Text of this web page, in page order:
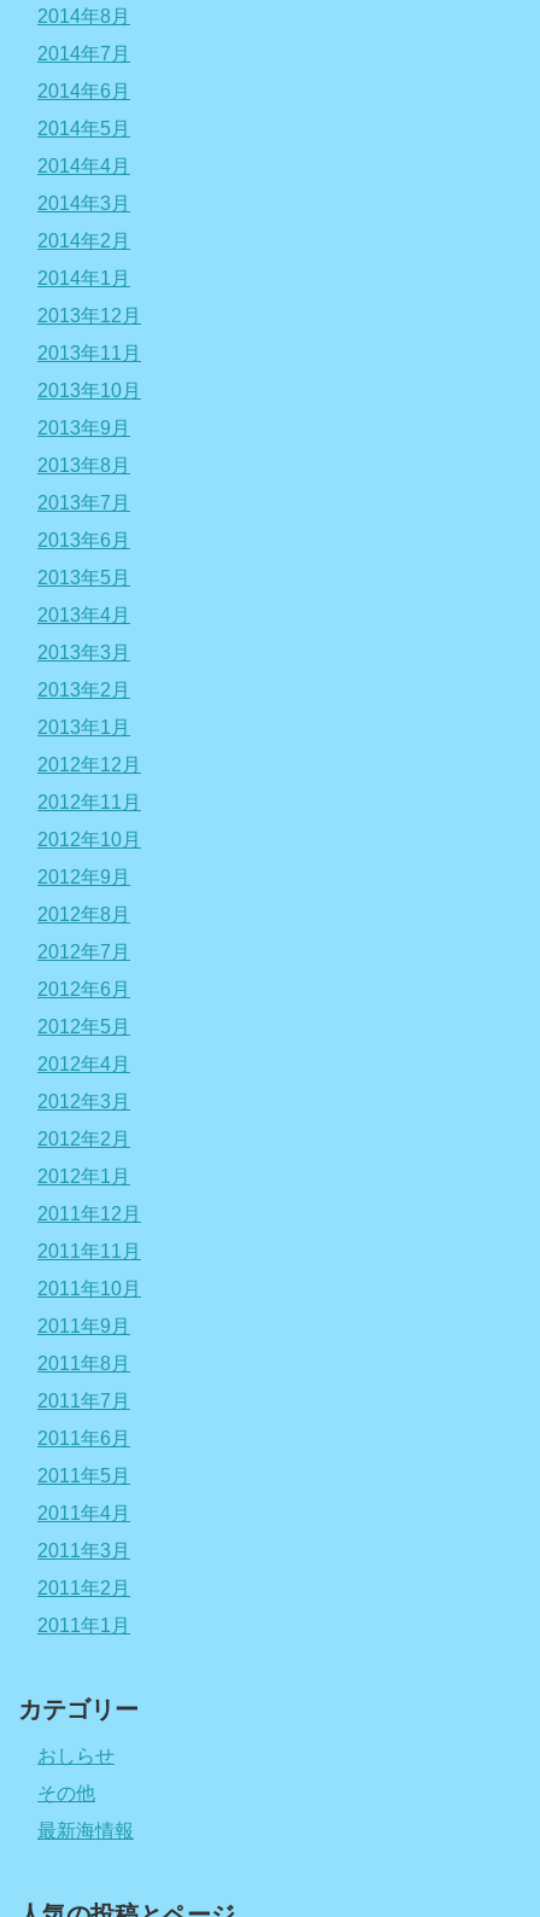
2014年8月
2014年7月
2014年6月
2014年5月
2014年4月
2014年3月
2014年2月
2014年1月
2013年12月
2013年11月
2013年10月
2013年9月
2013年8月
2013年7月
2013年6月
2013年5月
2013年4月
2013年3月
2013年2月
2013年1月
2012年12月
2012年11月
2012年10月
2012年9月
2012年8月
2012年7月
2012年6月
2012年5月
2012年4月
2012年3月
2012年2月
2012年1月
2011年12月
2011年11月
2011年10月
2011年9月
2011年8月
2011年7月
2011年6月
2011年5月
2011年4月
2011年3月
2011年2月
2011年1月
カテゴリー
おしらせ
その他
最新海情報